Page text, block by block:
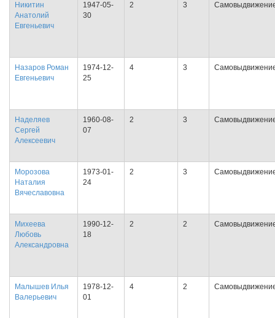
Никитин
Анатолий
Евгеньевич
1947-05-
30
2 3
Назаров Роман
Евгеньевич
1974-12-
25
4 3
Наделяев
Сергей
Алексеевич
1960-08-
07
2 3
Морозова
Наталия
Вячеславовна
1973-01-
24
2 3
Михеева
Любовь
Александровна
1990-12-
18
2 2
Малышев Илья
Валерьевич
1978-12-
01
4 2